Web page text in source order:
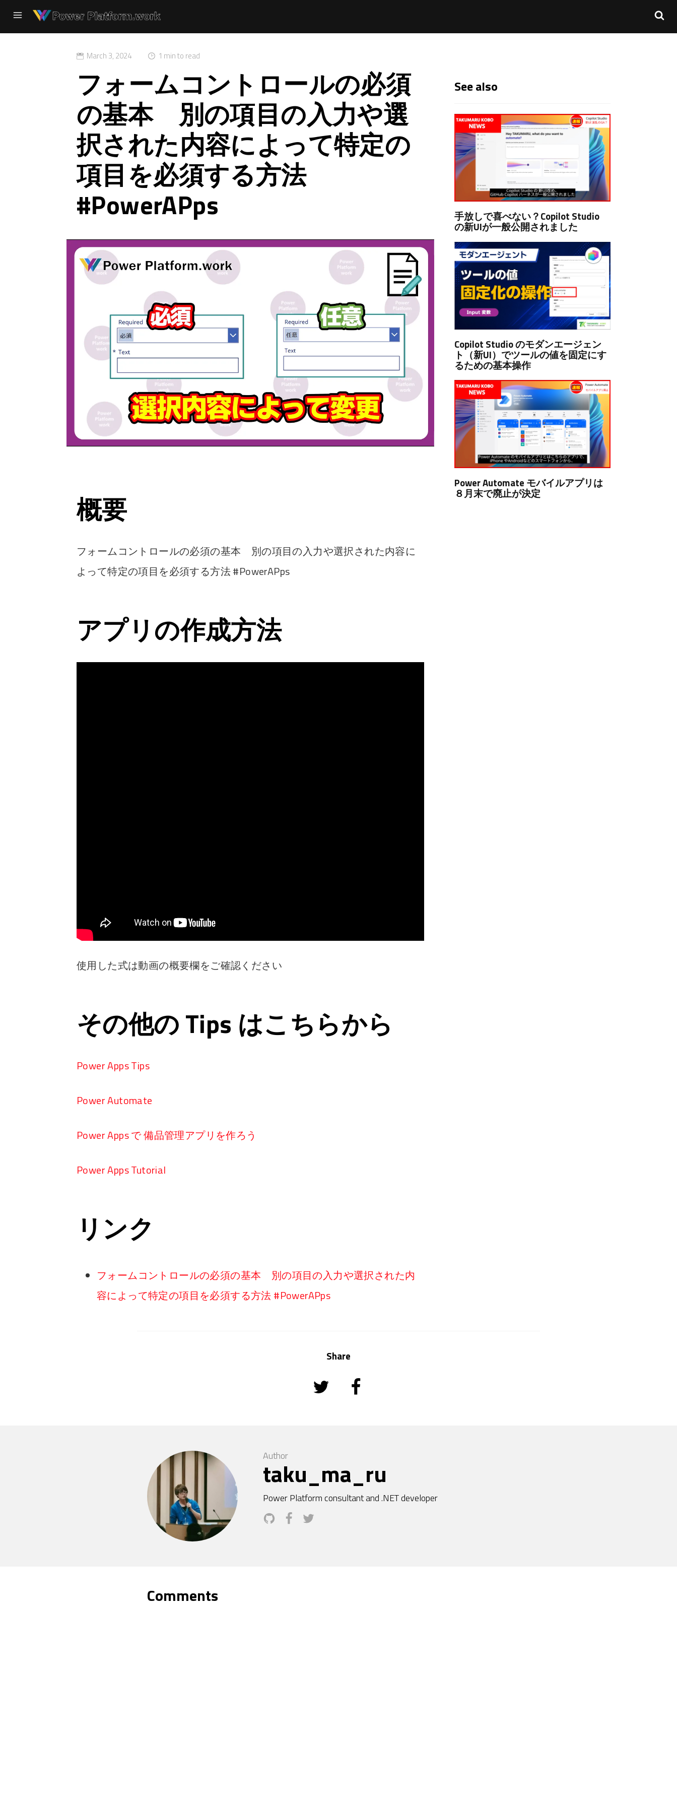
March 3, 2024 1 min to read
フォームコントロールの必須
の基本 別の項目の入力や選
択された内容によって特定の
項目を必須する方法
#PowerAPps
概要
フォームコントロールの必須の基本 別の項目の入力や選択された内容に
よって特定の項目を必須する方法 #PowerAPps
アプリの作成方法
使用した式は動画の概要欄をご確認ください
その他の Tips はこちらから
Power Apps Tips
Power Automate
Power Apps で 備品管理アプリを作ろう
Power Apps Tutorial
リンク
フォームコントロールの必須の基本 別の項目の入力や選択された内
容によって特定の項目を必須する方法 #PowerAPps
See also
手放しで喜べない？Copilot Studio
の新UIが一般公開されました
Copilot Studio のモダンエージェン
ト（新UI）でツールの値を固定にす
るための基本操作
Power Automate モバイルアプリは
８月末で廃止が決定
Share
Author
taku_ma_ru
Power Platform consultant and .NET developer
Comments